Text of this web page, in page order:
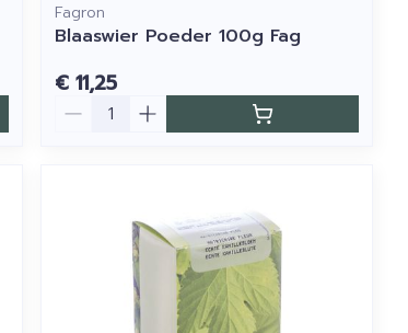
Fagron
Blaaswier Poeder 100g Fag
€ 11,25
Aantal